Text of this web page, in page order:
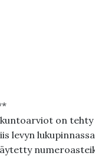
on tehty
levyn